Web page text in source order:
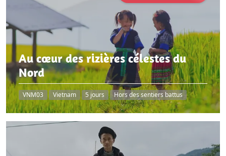
Au cœur des rizières célestes du
Nord
VNM03 Vietnam 5 jours Hors des sentiers battus